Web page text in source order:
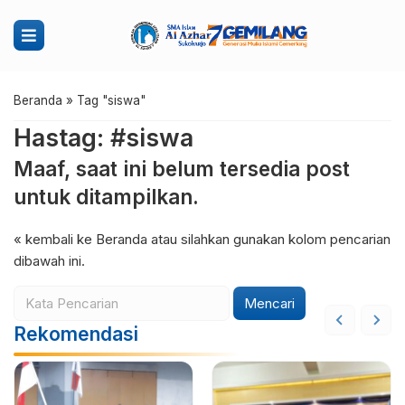
Beranda » Tag "siswa"
Hastag: #siswa
Maaf, saat ini belum tersedia post
untuk ditampilkan.
« kembali ke Beranda atau silahkan gunakan kolom pencarian
dibawah ini.
Mencari
Rekomendasi